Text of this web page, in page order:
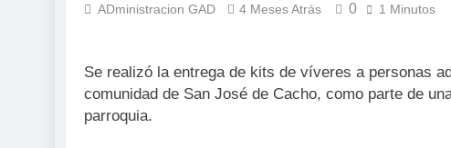
ADministracion GAD 4 Meses Atrás 0 1 Minutos
Se realizó la entrega de kits de víveres a personas
comunidad de San José de Cacho, como parte de
parroquia.